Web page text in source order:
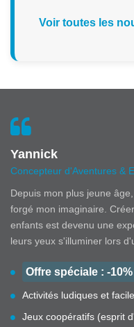
Voir toutes les
Yannick
Concepteur d'Aventures &
Depuis mon plus jeune
forgé mon imaginaire.
enfants est devenu une
leurs yeux s'illuminer lors
Offre spéciale : -
Activités ludiques et
Jeux coopératifs (esprit